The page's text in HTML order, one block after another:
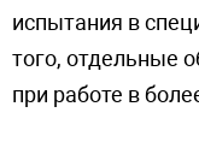
испытания в
того, отдельные
при работе в